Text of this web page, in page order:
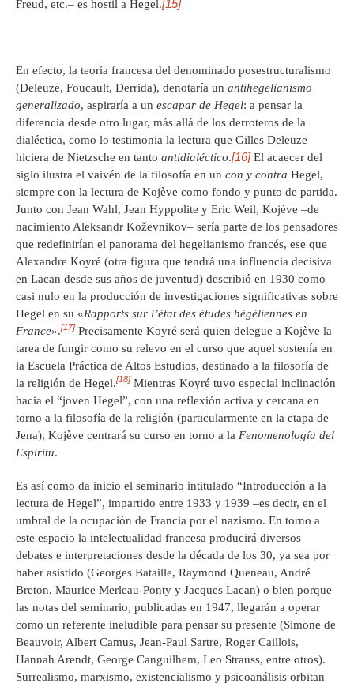
Freud, etc.– es hostil a Hegel.[15]
En efecto, la teoría francesa del denominado posestructuralismo
(Deleuze, Foucault, Derrida), denotaría un antihegelianismo
generalizado, aspiraría a un escapar de Hegel: a pensar la
diferencia desde otro lugar, más allá de los derroteros de la
dialéctica, como lo testimonia la lectura que Gilles Deleuze
hiciera de Nietzsche en tanto antidialéctico.[16]El acaecer del
siglo ilustra el vaivén de la filosofía en un con y contra Hegel,
siempre con la lectura de Kojève como fondo y punto de partida.
Junto con Jean Wahl, Jean Hyppolite y Eric Weil, Kojève –de
nacimiento Aleksandr Koževnikov– sería parte de los pensadores
que redefinirían el panorama del hegelianismo francés, ese que
Alexandre Koyré (otra figura que tendrá una influencia decisiva
en Lacan desde sus años de juventud) describió en 1930 como
casi nulo en la producción de investigaciones significativas sobre
Hegel en su «Rapports sur l’état des études hégéliennes en
France».[17] Precisamente Koyré será quien delegue a Kojève la
tarea de fungir como su relevo en el curso que aquel sostenía en
la Escuela Práctica de Altos Estudios, destinado a la filosofía de
la religión de Hegel.[18] Mientras Koyré tuvo especial inclinación
hacia el “joven Hegel”, con una reflexión activa y cercana en
torno a la filosofía de la religión (particularmente en la etapa de
Jena), Kojève centrará su curso en torno a la Fenomenología del
Espíritu.
Es así como da inicio el seminario intitulado “Introducción a la
lectura de Hegel”, impartido entre 1933 y 1939 –es decir, en el
umbral de la ocupación de Francia por el nazismo. En torno a
este espacio la intelectualidad francesa producirá diversos
debates e interpretaciones desde la década de los 30, ya sea por
haber asistido (Georges Bataille, Raymond Queneau, André
Breton, Maurice Merleau-Ponty y Jacques Lacan) o bien porque
las notas del seminario, publicadas en 1947, llegarán a operar
como un referente ineludible para pensar su presente (Simone de
Beauvoir, Albert Camus, Jean-Paul Sartre, Roger Caillois,
Hannah Arendt, George Canguilhem, Leo Strauss, entre otros).
Surrealismo, marxismo, existencialismo y psicoanálisis orbitan